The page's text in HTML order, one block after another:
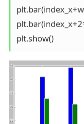
plt.show()